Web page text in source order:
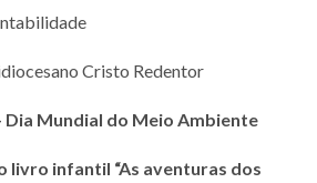
Cristo Redentor
Dia Mundial do Meio Ambiente
livro infantil “As aventuras dos